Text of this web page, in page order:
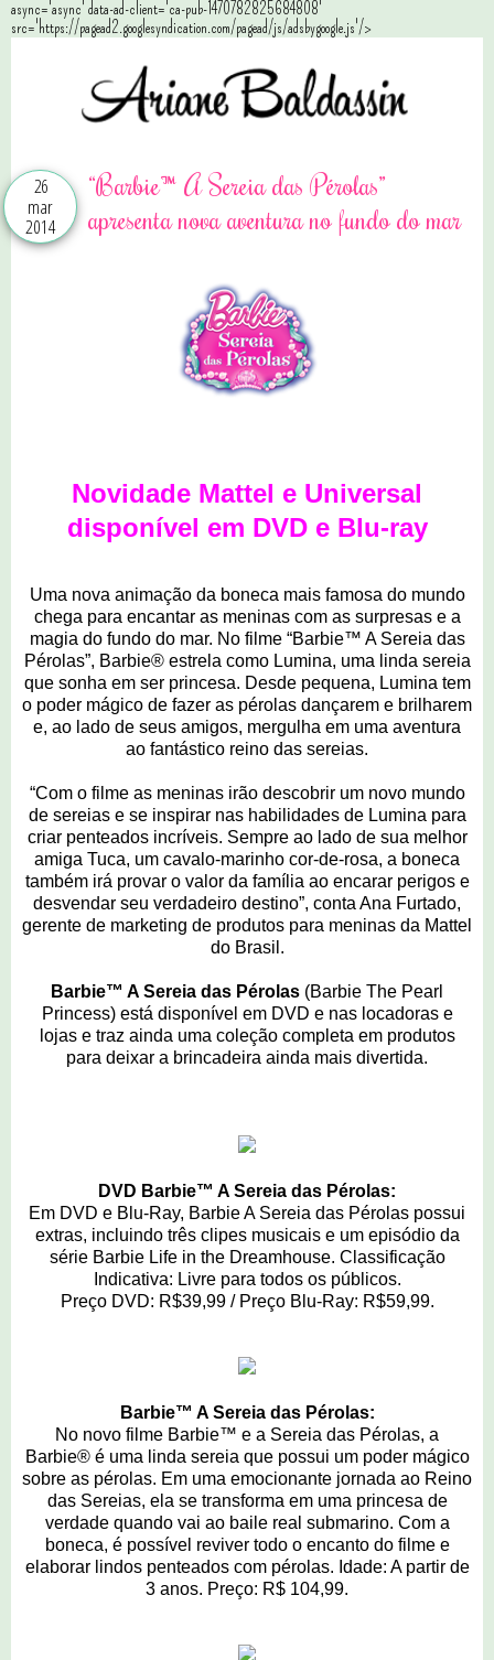
async='async' data-ad-client='ca-pub-1470782825684808'
src='https://pagead2.googlesyndication.com/pagead/js/adsbygoogle.js'/>
26
mar
2014
“Barbie™ A Sereia das Pérolas”
apresenta nova aventura no fundo do mar
Novidade Mattel e Universal
disponível em DVD e Blu-ray
Uma nova animação da boneca mais famosa do mundo
chega para encantar as meninas com as surpresas e a
magia do fundo do mar. No filme “Barbie™ A Sereia das
Pérolas”, Barbie® estrela como Lumina, uma linda sereia
que sonha em ser princesa. Desde pequena, Lumina tem
o poder mágico de fazer as pérolas dançarem e brilharem
e, ao lado de seus amigos, mergulha em uma aventura
ao fantástico reino das sereias.
“Com o filme as meninas irão descobrir um novo mundo
de sereias e se inspirar nas habilidades de Lumina para
criar penteados incríveis. Sempre ao lado de sua melhor
amiga Tuca, um cavalo-marinho cor-de-rosa, a boneca
também irá provar o valor da família ao encarar perigos e
desvendar seu verdadeiro destino”, conta Ana Furtado,
gerente de marketing de produtos para meninas da Mattel
do Brasil.
Barbie™ A Sereia das Pérolas (Barbie The Pearl
Princess) está disponível em DVD e nas locadoras e
lojas e traz ainda uma coleção completa em produtos
para deixar a brincadeira ainda mais divertida.
DVD Barbie™ A Sereia das Pérolas:
Em DVD e Blu-Ray, Barbie A Sereia das Pérolas possui
extras, incluindo três clipes musicais e um episódio da
série Barbie Life in the Dreamhouse. Classificação
Indicativa: Livre para todos os públicos.
Preço DVD: R$39,99 / Preço Blu-Ray: R$59,99.
Barbie™ A Sereia das Pérolas:
No novo filme Barbie™ e a Sereia das Pérolas, a
Barbie® é uma linda sereia que possui um poder mágico
sobre as pérolas. Em uma emocionante jornada ao Reino
das Sereias, ela se transforma em uma princesa de
verdade quando vai ao baile real submarino. Com a
boneca, é possível reviver todo o encanto do filme e
elaborar lindos penteados com pérolas. Idade: A partir de
3 anos. Preço: R$ 104,99.